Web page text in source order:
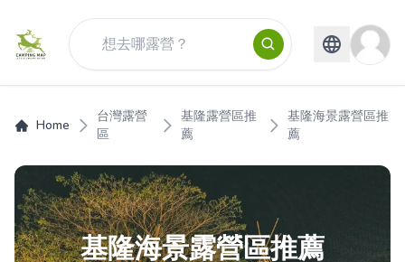
Home
台灣露營
區
基隆露營區推
薦
基隆海景露營區推
薦
基隆海景露營區推薦